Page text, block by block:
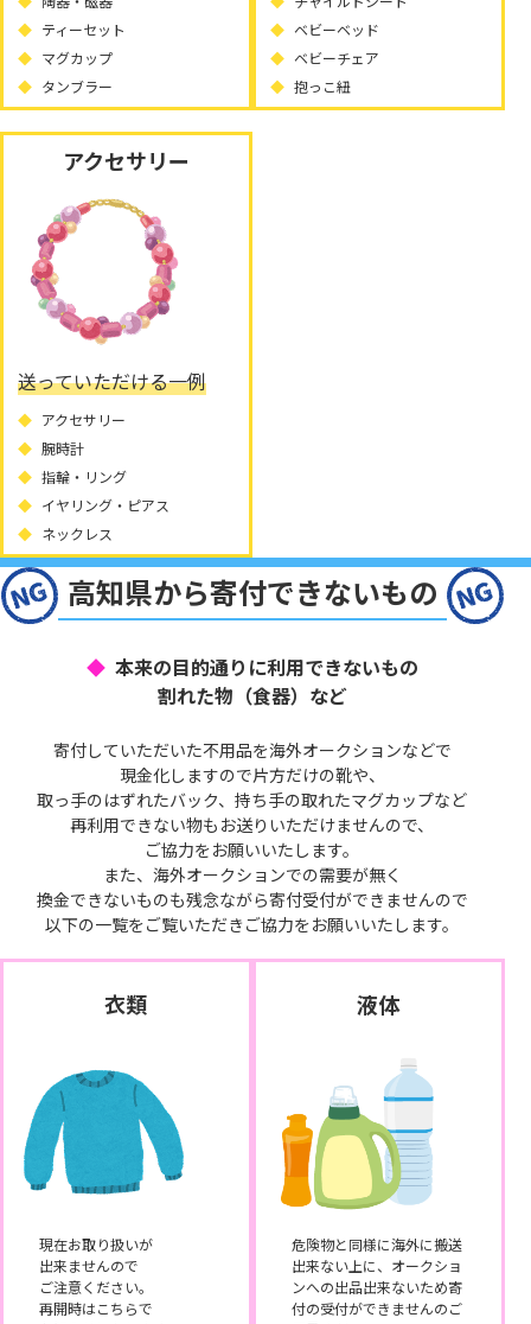
ティーセット
マグカップ
タンブラー
ベビーベッド
ベビーチェア
抱っこ紐
アクセサリー
送っていただける一例
アクセサリー
腕時計
指輪・リング
イヤリング・ピアス
ネックレス
高知県から寄付できないもの
本来の目的通りに利用できないもの
割れた物（食器）など
寄付していただいた不用品を海外オークションなどで
現金化しますので片方だけの靴や、
取っ手のはずれたバック、持ち手の取れたマグカップなど
再利用できない物もお送りいただけませんので、
ご協力をお願いいたします。
また、海外オークションでの需要が無く
換金できないものも残念ながら寄付受付ができませんので
以下の一覧をご覧いただきご協力をお願いいたします。
衣類
現在お取り扱いが
出来ませんので
ご注意ください。
再開時はこちらで
液体
危険物と同様に海外に搬送
出来ない上に、オークショ
ンへの出品出来ないため寄
付の受付ができませんのご